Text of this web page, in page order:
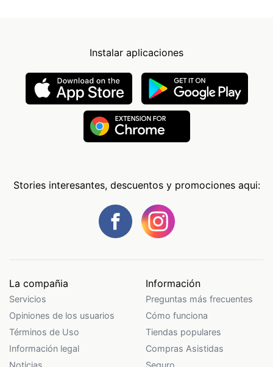
Instalar aplicaciones
Stories interesantes, descuentos y promociones aqui:
La compañia
Servicios
Opiniones de los usuarios
Términos de Uso
Información legal
Información
Preguntas más frecuentes
Cómo funciona
Tiendas populares
Compras Asistidas